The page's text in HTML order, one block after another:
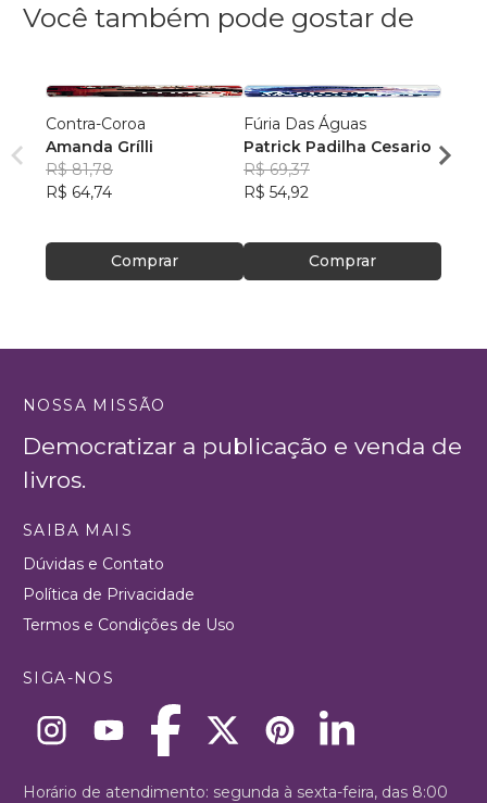
Você também pode gostar de
Contra-Coroa
Amanda Grílli
R$ 81,78
R$ 64,74
Comprar
Fúria Das Águas
Patrick Padilha Cesario
R$ 69,37
R$ 54,92
Comprar
Mel
R$
NOSSA MISSÃO
Democratizar a publicação e venda de
livros.
SAIBA MAIS
Dúvidas e Contato
Política de Privacidade
Termos e Condições de Uso
SIGA-NOS
Horário de atendimento: segunda à sexta-feira, das 8:00